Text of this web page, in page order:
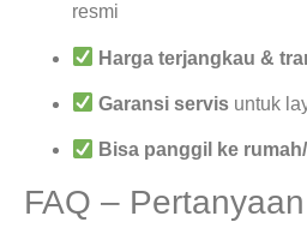
resmi
Harga terjangkau &
Garansi servis untuk
Bisa panggil ke
FAQ –